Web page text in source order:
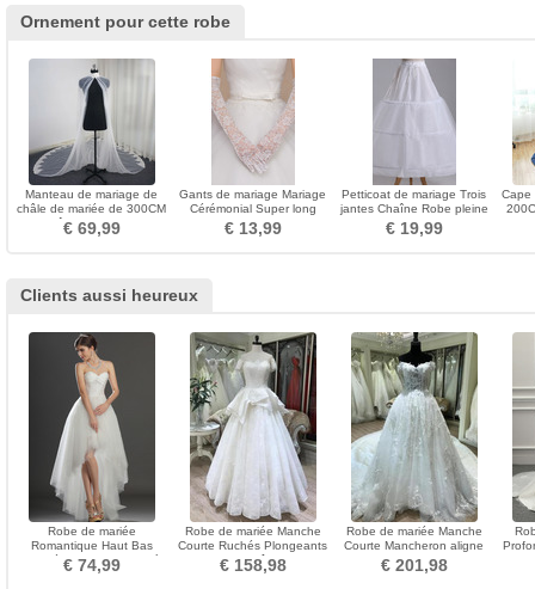
Ornement pour cette robe
Manteau de mariage de
châle de mariée de 300CM
châle de dentelle
€ 69,99
Gants de mariage Mariage
Cérémonial Super long
blanc Automne
€ 13,99
Petticoat de mariage Trois
jantes Chaîne Robe pleine
Nouveau style
€ 19,99
Cape
Clients aussi heureux
Robe de mariée
Romantique Haut Bas
Asymétrique Fermeture à
glissière
€ 74,99
Robe de mariée Manche
Courte Ruchés Plongeants
Chaussez Traîne Courte
€ 158,98
Robe de mariée Manche
Courte Mancheron aligne
Petites Tailles
€ 201,98